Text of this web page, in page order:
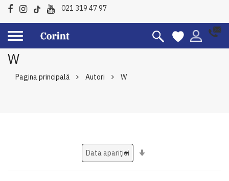
021 319 47 97
W
Pagina principală Autori W